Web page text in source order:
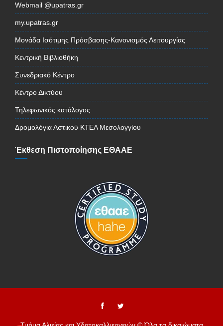
Webmail @upatras.gr
my.upatras.gr
Μονάδα Ισότιμης Πρόσβασης-Κανονισμός Λειτουργίας
Κεντρική Βιβλιοθήκη
Συνεδριακό Κέντρο
Κέντρο Δικτύου
Τηλεφωνικός κατάλογος
Δρομολόγια Αστικού ΚΤΕΛ Μεσολογγίου
Έκθεση Πιστοποίησης ΕΘΑΑΕ